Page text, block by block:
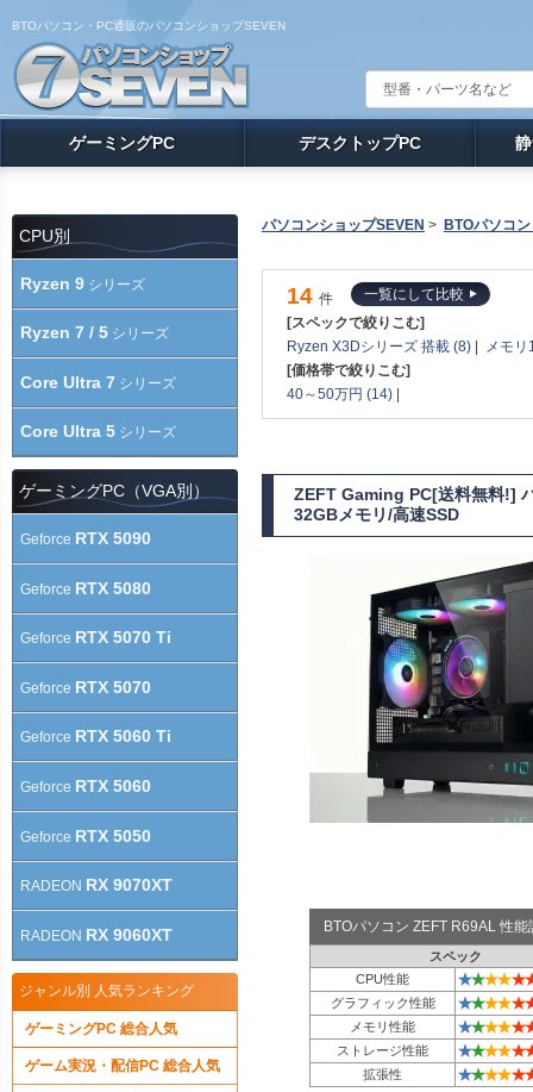
BTOパソコン・PC通販のパソコンショップSEVEN
ゲーミングPC デスクトップPC
パソコンショップSEVEN > BTOパソコ
14 件
一覧にして比較
[スペックで絞りこむ]
Ryzen X3Dシリーズ 搭載 (8) |
メモ
[価格帯で絞りこむ]
40～50万円 (14) |
ZEFT Gaming PC[送料無料!]
32GBメモリ/高速SSD
BTOパソコン ZEFT R69AL 性
スペック
CPU性能
★★★★★
グラフィック性能 ★★★★★
メモリ性能 ★★★★★
ストレージ性能 ★★★★★
拡張性 ★★★★★
CPU別
Ryzen 9 シリーズ
Ryzen 7 / 5 シリーズ
Core Ultra 7 シリーズ
Core Ultra 5 シリーズ
ゲーミングPC（VGA別）
Geforce RTX 5090
Geforce RTX 5080
Geforce RTX 5070 Ti
Geforce RTX 5070
Geforce RTX 5060 Ti
Geforce RTX 5060
Geforce RTX 5050
RADEON RX 9070XT
RADEON RX 9060XT
ジャンル別 人気ランキング
ゲーミングPC 総合人気
ゲーム実況・配信PC 総合人気